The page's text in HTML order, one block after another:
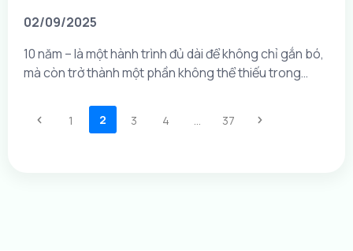
02/09/2025
10 năm – là một hành trình đủ dài để không chỉ gắn bó,
mà còn trở thành một phần không thể thiếu trong
bằng tất cả sự tận tâm, trách...
1 2 3 4 37